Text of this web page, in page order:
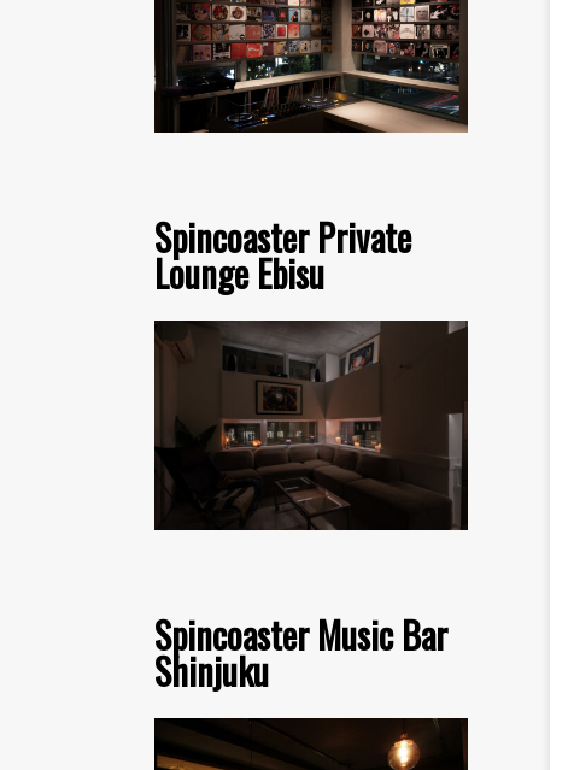
Spincoaster Private
Lounge Ebisu
Spincoaster Music Bar
Shinjuku